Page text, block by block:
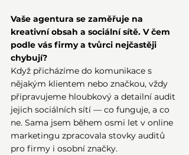
Vaše agentura se zaměřuje na
kreativní obsah a sociální sítě. V čem
podle vás firmy a tvůrci nejčastěji
chybují?
Když přicházíme do komunikace s
nějakým klientem nebo značkou, vždy
připravujeme hloubkový a detailní audit
jejich sociálních sítí — co funguje, a co
ne. Sama jsem během osmi let v online
marketingu zpracovala stovky auditů
pro firmy i osobní značky.